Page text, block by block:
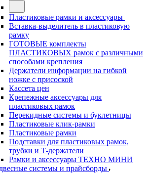
Пластиковые рамки и аксессуары
Вставка-выделитель в пластиковую
рамку
ГОТОВЫЕ комплекты
ПЛАСТИКОВЫХ рамок с различными
способами крепления
Держатели информации на гибкой
ножке с присоской
Кассета цен
Крепежные аксессуары для
пластиковых рамок
Перекидные системы и буклетницы
Пластиковые клик-рамки
Пластиковые рамки
Подставки для пластиковых рамок,
трубки и Т-держатели
Рамки и аксессуары ТЕХНО МИНИ
системы и прайсборды